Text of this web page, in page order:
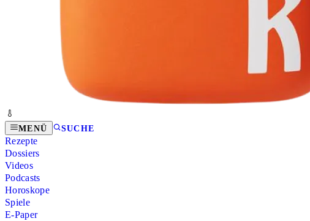
MENÜ SUCHE
Rezepte
Dossiers
Videos
Podcasts
Horoskope
Spiele
E-Paper